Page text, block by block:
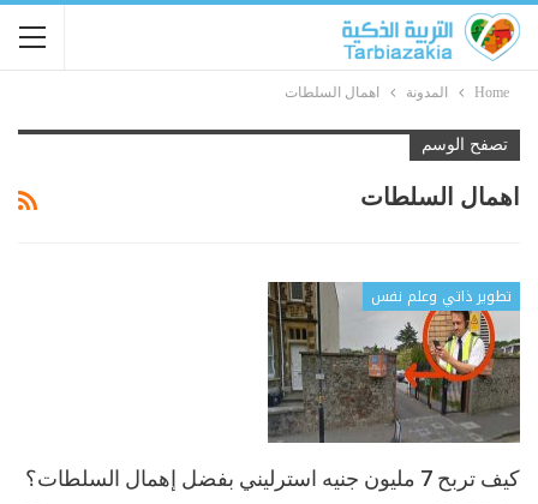
Home المدونة اهمال السلطات
تصفح الوسم
اهمال السلطات
تطوير ذاتي وعلم نفس
كيف تربح 7 مليون جنيه استرليني بفضل إهمال السلطات؟